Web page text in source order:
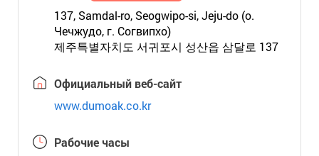
137, Samdal-ro, Seogwipo-si, Jeju-do (о.
Чечжудо, г. Согвипхо)
제주특별자치도 서귀포시 성산읍 삼달로 137
Официальный веб-сайт
www.dumoak.co.kr
Рабочие часы